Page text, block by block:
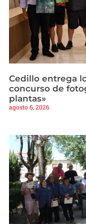
Cedillo entrega
concurso de
plantas»
agosto 6, 2026